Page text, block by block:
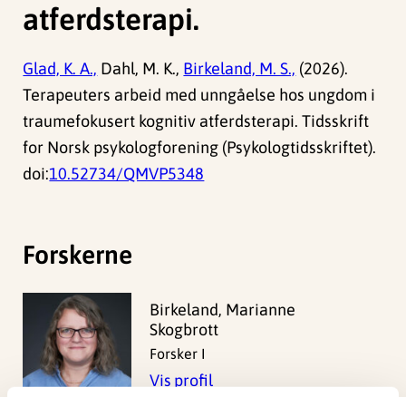
atferdsterapi.
Glad, K. A., Dahl, M. K., Birkeland, M. S., (2026).
Terapeuters arbeid med unngåelse hos ungdom i
traumefokusert kognitiv atferdsterapi. Tidsskrift
for Norsk psykologforening (Psykologtidsskriftet).
doi:10.52734/QMVP5348
Forskerne
Birkeland, Marianne
Skogbrott
Forsker I
Vis profil